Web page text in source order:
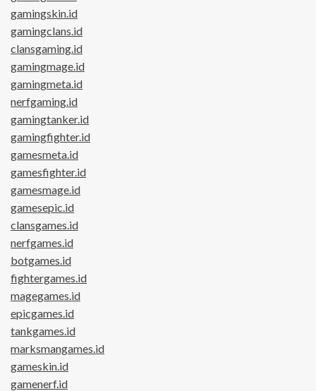
gamingskin.id
gamingclans.id
clansgaming.id
gamingmage.id
gamingmeta.id
nerfgaming.id
gamingtanker.id
gamingfighter.id
gamesmeta.id
gamesfighter.id
gamesmage.id
gamesepic.id
clansgames.id
nerfgames.id
botgames.id
fightergames.id
magegames.id
epicgames.id
tankgames.id
marksmangames.id
gameskin.id
gamenerf.id